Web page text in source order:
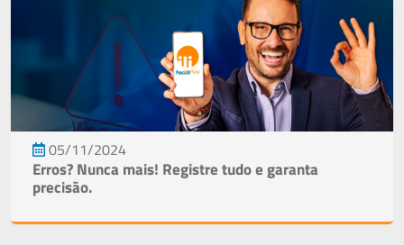
05/11/2024
Erros? Nunca mais! Registre tudo e garanta
precisão.